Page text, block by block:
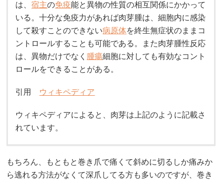
は、宿主の免疫能と異物の性質の相互関係にかかって
いる。十分な免疫力があれば肉芽腫は、細胞内に感染
して殺すことのできない病原体を終生無症状のままコ
ントロールすることも可能である。また肉芽腫性反応
は、異物だけでなく 腫瘍細胞に対しても有効なコント
ロールをできることがある。
引用 ウィキペディア
ウィキペディアによると、肉芽は上記のように記載さ
れています。
もちろん、もともと巻き爪で痛くて斜めに切るしか痛みか
ら逃れる方法がなくて深爪してる方も多いのですが、巻き